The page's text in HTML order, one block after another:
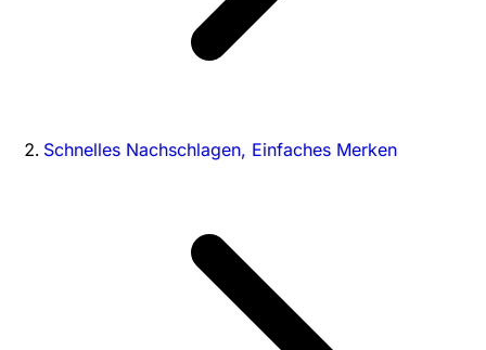
Schnelles Nachschlagen, Einfaches Merken